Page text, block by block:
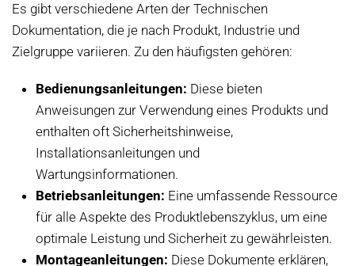
Es gibt verschiedene Arten der Technischen
Dokumentation, die je nach Produkt, Industrie und
Zielgruppe variieren. Zu den häufigsten gehören:
Bedienungsanleitungen: Diese bieten
Anweisungen zur Verwendung eines Produkts und
enthalten oft Sicherheitshinweise,
Installationsanleitungen und
Wartungsinformationen.
Betriebsanleitungen: Eine umfassende Ressource
für alle Aspekte des Produktlebenszyklus, um eine
optimale Leistung und Sicherheit zu gewährleisten.
Montageanleitungen: Diese Dokumente erklären,